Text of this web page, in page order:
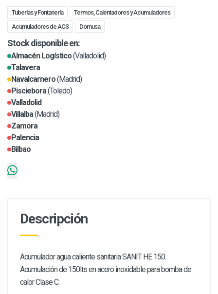
Tuberías y Fontanería
Termos, Calentadores y Acumuladores
Acumuladores de ACS
Domusa
Stock disponible en:
Almacén Logístico(Valladolid)
Talavera
Navalcarnero(Madrid)
Pisciebora(Toledo)
Valladolid
Villalba(Madrid)
Zamora
Palencia
Bilbao
Descripción
Acumulador agua caliente sanitaria SANIT HE 150.
Acumulación de 150lts en acero inoxidable para bomba de
calor Clase C.